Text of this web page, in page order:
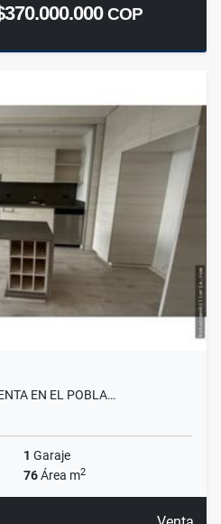
COP
EN EL POBLA…
1 Garaje
76Área m2